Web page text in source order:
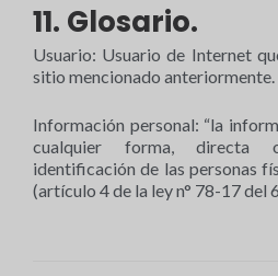
11. Glosario.
Usuario: Usuario de Internet
sitio mencionado anteriormente.
Información personal: “la
cualquier forma, directa
identificación de las personas
(artículo 4 de la ley n° 78-17 del